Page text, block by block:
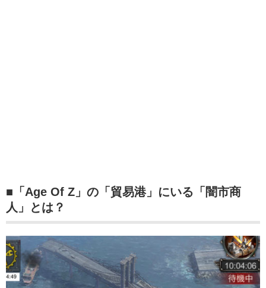
■「Age Of Z」の「貿易港」にいる「闇市商
人」とは？